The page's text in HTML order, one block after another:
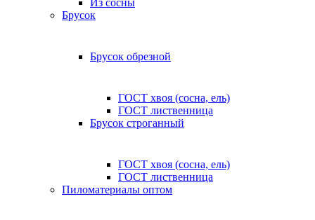
Из сосны
Брусок
Брусок обрезной
ГОСТ хвоя (сосна, ель)
ГОСТ лиственница
Брусок строганный
ГОСТ хвоя (сосна, ель)
ГОСТ лиственница
Пиломатериалы оптом